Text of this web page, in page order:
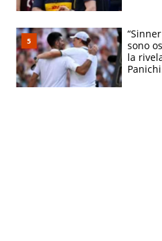
sono
la